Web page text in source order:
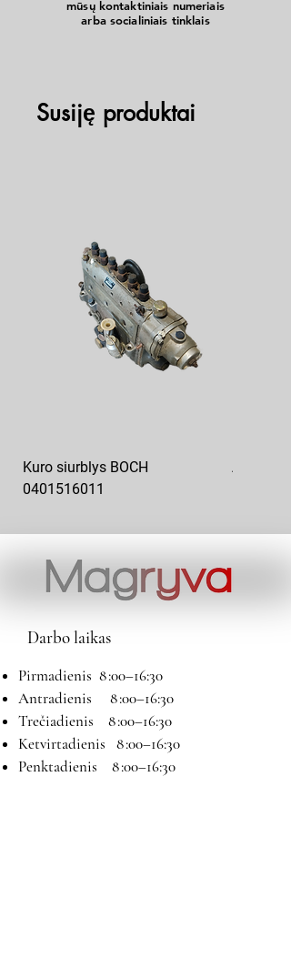
mūsų kontaktiniais numeriais
arba socialiniais tinklais
Susiję produktai
Kuro siurblys BOCH
0401516011
Aukšto
Darbo laikas
Pirmadienis 8 :00–16:30
Antradienis 8 :00–16:30
Trečiadienis 8 :00–16:30
Ketvirtadienis 8 :00–16:30
Penktadienis 8 :00–16:30